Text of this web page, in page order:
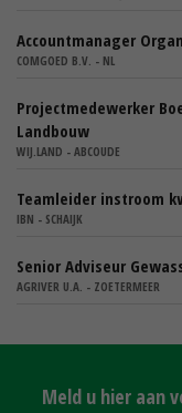
Accountmanager
COMGOED B.V. - NL
Projectmedewerker
Landbouw
WIJ.LAND - ABCOUDE
Teamleider instroom
IBN - SCHAIJK
Senior Adviseur
AGRIVER U.A. - ZOETERMEER
Meld u hier aan